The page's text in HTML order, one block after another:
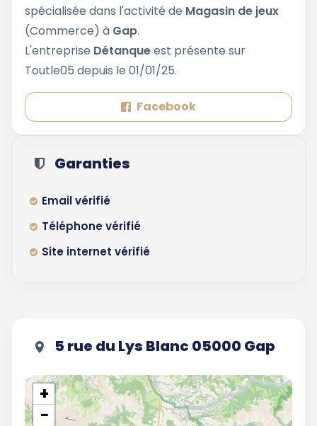
spécialisée dans l'activité de Magasin de jeux
(Commerce) à Gap.
L'entreprise Détanqueest présente sur
Toutle05 depuis le 01/01/25.
Facebook
Garanties
Email vérifié
Téléphone vérifié
Site internet vérifié
5 rue du Lys Blanc 05000 Gap
+
−